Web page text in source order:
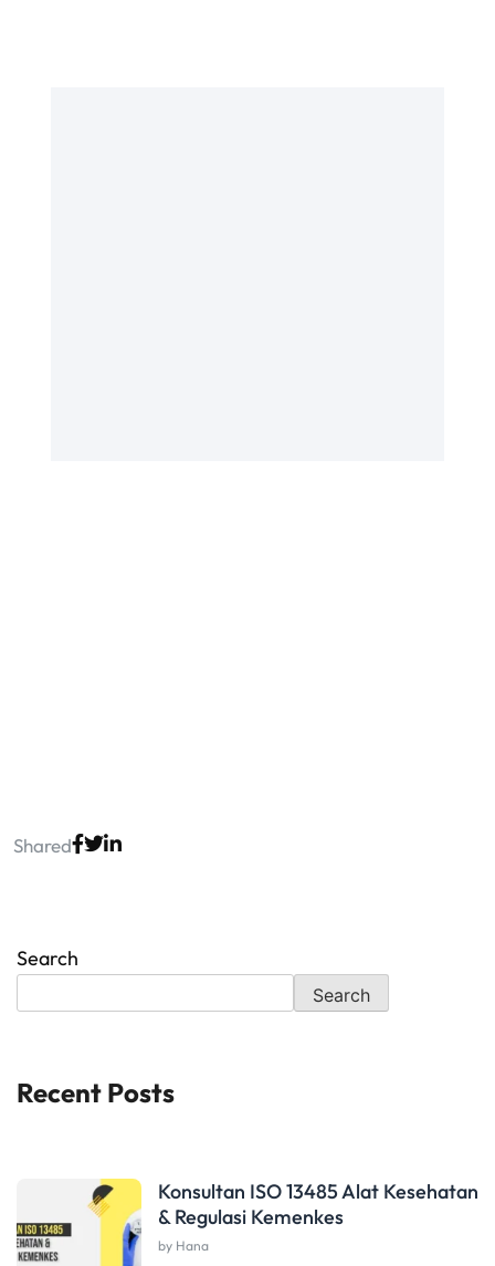
Shared
Search
Search
Recent Posts
Konsultan ISO 13485 Alat Kesehatan
& Regulasi Kemenkes
by Hana